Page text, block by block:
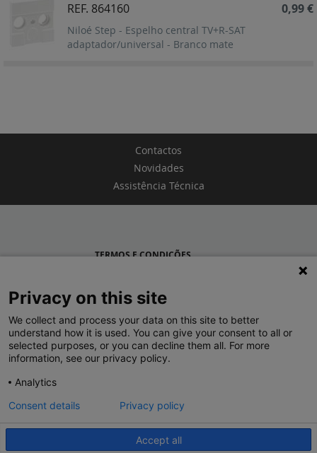
REF. 864160
Niloé Step - Espelho central TV+R-SAT
adaptador/universal - Branco mate
0,99 €
Contactos
Novidades
Assistência Técnica
TERMOS E CONDIÇÕES
LEGRAND PORTUGAL
GRUPO LEGRAND NO MUNDO
© 2020 Legrand. Todos os direitos reservados.
Privacy on this site
We collect and process your data on this site to better
understand how it is used. You can give your consent to all or
selected purposes, or you can decline them all. For more
information, see our privacy policy.
Analytics
Accept all
Consent details Privacy policy